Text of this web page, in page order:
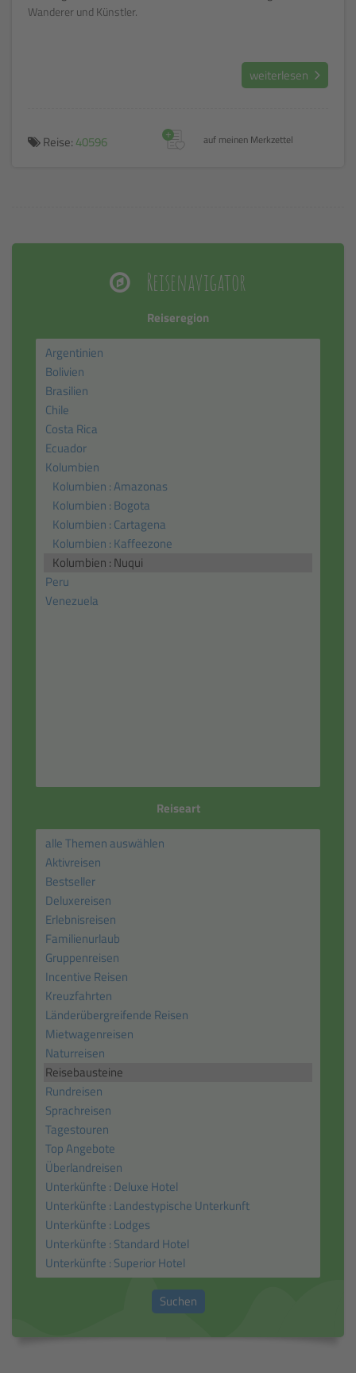
Wanderer und Künstler.
weiterlesen
Reise: 40596 auf meinen Merkzettel
+
Reisenavigator
Reiseregion
Reiseart
Suchen